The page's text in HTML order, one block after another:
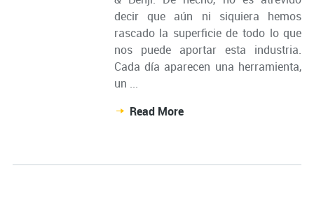
decir que aún ni siquiera hemos
rascado la superficie de todo lo que
nos puede aportar esta industria.
Cada día aparecen una herramienta,
un ...
Read More